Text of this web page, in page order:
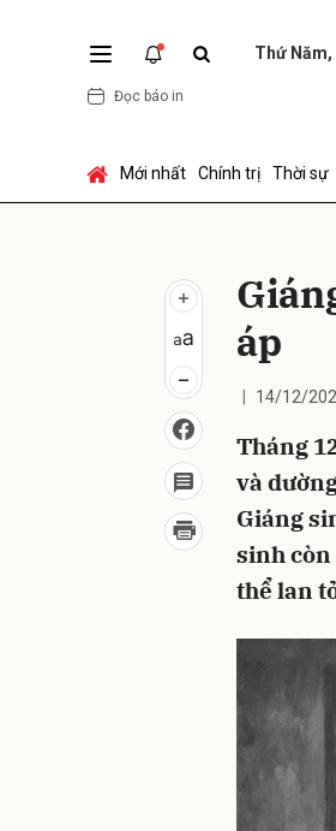
Thứ Năm,
Đọc báo in
Mới nhất Chính trị Thời sự
áp
14/12/
Tháng
và
Giáng
sinh còn
thể lan